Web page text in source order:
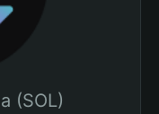
(SOL)